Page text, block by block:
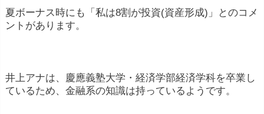
夏ボーナス時にも「私は8割が投資(資産形成)」とのコメ
ントがあります。
井上アナは、慶應義塾大学・経済学部経済学科を卒業し
ているため、金融系の知識は持っているようです。